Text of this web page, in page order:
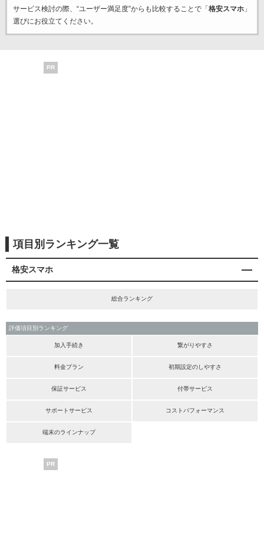
サービス検討の際、“ユーザー満足度”からも比較することで「 格安スマホ」
選びにお役立てください。
PR
項目別ランキング一覧
格安スマホ
総合ランキング
評価項目別ランキング
加入手続き 繋がりやすさ
料金プラン 初期設定のしやすさ
保証サービス 付帯サービス
サポートサービス コストパフォーマンス
端末のラインナップ
PR